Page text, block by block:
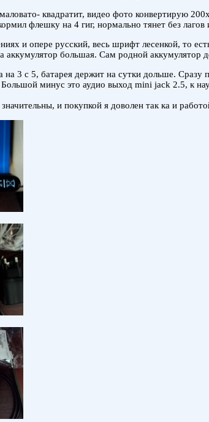
квадратит, видео фото конвертирую
флешку на 4 гиг, нормально тянет без
и опере русский, весь шрифт лесенкой, то
аккумулятор большая. Сам родной аккумулятор
на 3 с 5, батарея держит на сутки дольше.
Большой минус это аудио выход mini jack 2.5, к
и покупкой я доволен так ка и